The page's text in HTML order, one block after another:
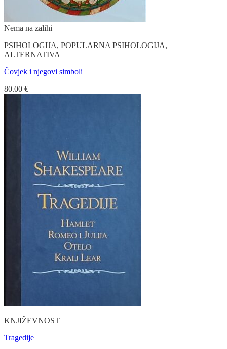
Nema na zalihi
PSIHOLOGIJA, POPULARNA PSIHOLOGIJA,
ALTERNATIVA
Čovjek i njegovi simboli
80.00 €
KNJIŽEVNOST
Tragedije